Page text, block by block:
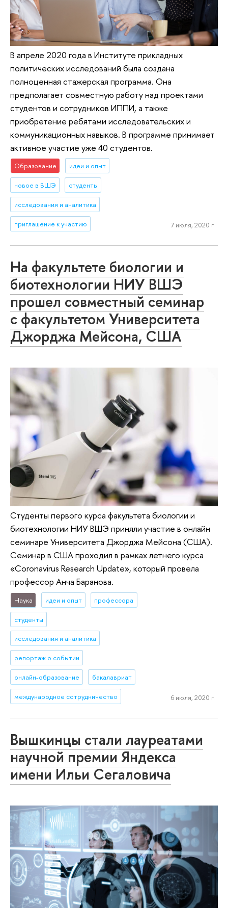
В апреле 2020 года в Институте прикладных
политических исследований была создана
полноценная стажерская программа. Она
предполагает совместную работу над проектами
студентов и сотрудников ИППИ, а также
приобретение ребятами исследовательских и
коммуникационных навыков. В программе принимает
активное участие уже 40 студентов.
Образование идеи и опыт
новое в ВШЭ студенты
исследования и аналитика
приглашение к участию 7 июля, 2020 г.
На факультете биологии и
биотехнологии НИУ ВШЭ
прошел совместный семинар
с факультетом Университета
Джорджа Мейсона, США
Студенты первого курса факультета биологии и
биотехнологии НИУ ВШЭ приняли участие в онлайн
семинаре Университета Джорджа Мейсона (США).
Семинар в США проходил в рамках летнего курса
«Coronavirus Research Update», который провела
профессор Анча Баранова.
Наука идеи и опыт профессора
студенты
исследования и аналитика
репортаж о событии
онлайн-образование бакалавриат
международное сотрудничество 6 июля, 2020 г.
Вышкинцы стали лауреатами
научной премии Яндекса
имени Ильи Сегаловича